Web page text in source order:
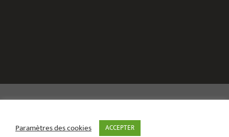
Paramètres des cookies ACCEPTER